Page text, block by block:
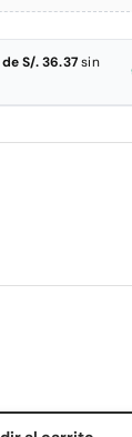
mínimo
se puede combinar
S/. 36.37sin
la cantidad